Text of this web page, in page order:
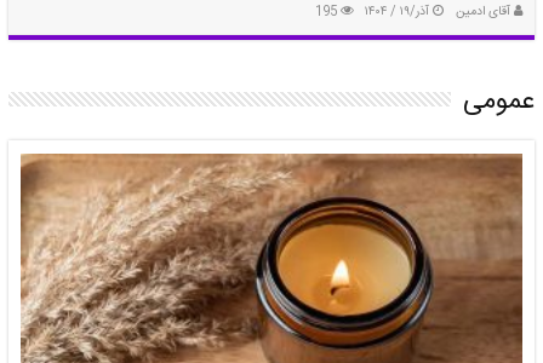
آقای ادمین آذر/۱۹ / ۱۴۰۴ 195
عمومی